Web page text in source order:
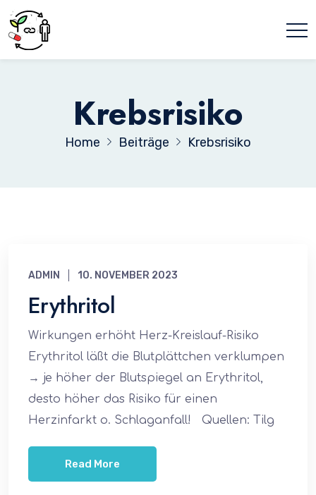
Krebsrisiko
Home Beiträge Krebsrisiko
ADMIN 10. NOVEMBER 2023
Erythritol
Wirkungen erhöht Herz-Kreislauf-Risiko
Erythritol läßt die Blutplättchen verklumpen
→ je höher der Blutspiegel an Erythritol,
desto höher das Risiko für einen
Herzinfarkt o. Schlaganfall! Quellen: Tilg
Read More